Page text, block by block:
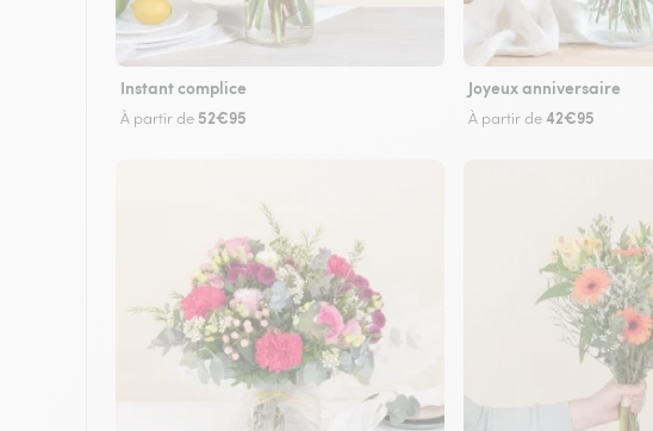
Instant complice
À partir de 52€95
Joyeux anniversaire
À partir de42€95